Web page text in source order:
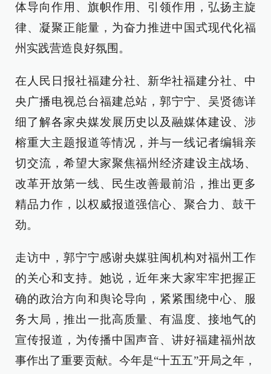
体导向作用、旗帜作用、引领作用，弘扬主旋
律、凝聚正能量，为奋力推进中国式现代化福
州实践营造良好氛围。
在人民日报社福建分社、新华社福建分社、中
央广播电视总台福建总站，郭宁宁、吴贤德详
细了解各家央媒发展历史以及融媒体建设、涉
榕重大主题报道等情况，并与一线记者编辑亲
切交流，希望大家聚焦福州经济建设主战场、
改革开放第一线、民生改善最前沿，推出更多
精品力作，以权威报道强信心、聚合力、鼓干
劲。
走访中，郭宁宁感谢央媒驻闽机构对福州工作
的关心和支持。她说，近年来大家牢牢把握正
确的政治方向和舆论导向，紧紧围绕中心、服
务大局，推出一批高质量、有温度、接地气的
宣传报道，为传播中国声音、讲好福建福州故
事作出了重要贡献。今年是“十五五”开局之年，